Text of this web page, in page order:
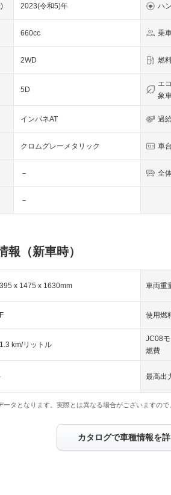
2023(令和5)年 ハ
660cc 乗
2WD 燃
5D
エ
象
インパネAT 過
クロムグレーメタリック 車
－ 全
－
報（新車時）
x 1475 x 1630mm 車両重
使用燃
km/リットル
JC08
燃費
最高出
タとなります。実際とは異なる場合がございますので
カタログで車種情報を